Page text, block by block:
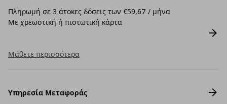
Πληρωμή σε 3 άτοκες δόσεις των €59,67 / μήνα
Με χρεωστική ή πιστωτική κάρτα
Μάθετε περισσότερα
Υπηρεσία Μεταφοράς